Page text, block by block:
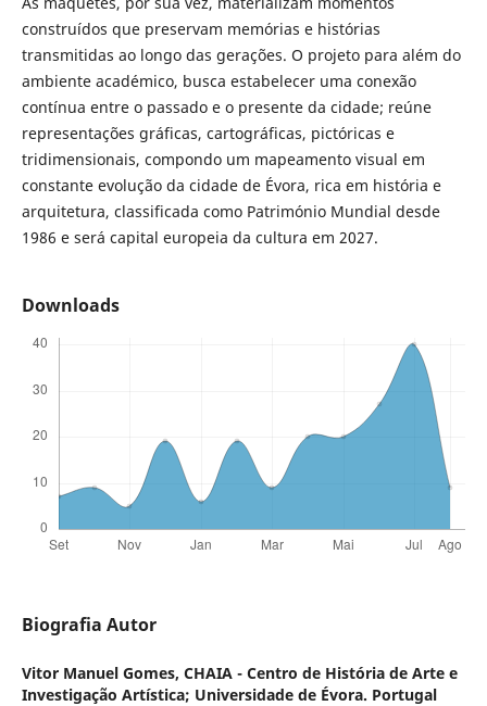
construídos que preservam memórias e histórias
transmitidas ao longo das gerações. O projeto para além do
ambiente académico, busca estabelecer uma conexão
contínua entre o passado e o presente da cidade; reúne
representações gráficas, cartográficas, pictóricas e
tridimensionais, compondo um mapeamento visual em
constante evolução da cidade de Évora, rica em história e
arquitetura, classificada como Património Mundial desde
1986 e será capital europeia da cultura em 2027.
Downloads
Biografia Autor
Vitor Manuel Gomes, CHAIA - Centro de História de Arte e
Investigação Artística; Universidade de Évora. Portugal